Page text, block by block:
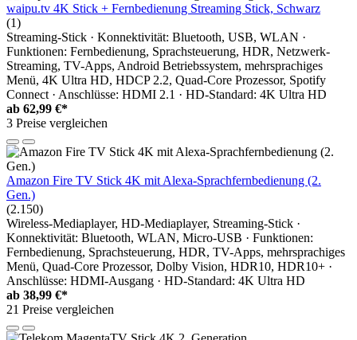
waipu.tv 4K Stick + Fernbedienung Streaming Stick, Schwarz
(1)
Streaming-Stick · Konnektivität: Bluetooth, USB, WLAN ·
Funktionen: Fernbedienung, Sprachsteuerung, HDR, Netzwerk-
Streaming, TV-Apps, Android Betriebssystem, mehrsprachiges
Menü, 4K Ultra HD, HDCP 2.2, Quad-Core Prozessor, Spotify
Connect · Anschlüsse: HDMI 2.1 · HD-Standard: 4K Ultra HD
ab 62,99 €*
3 Preise vergleichen
Amazon Fire TV Stick 4K mit Alexa-Sprachfernbedienung (2.
Gen.)
(2.150)
Wireless-Mediaplayer, HD-Mediaplayer, Streaming-Stick ·
Konnektivität: Bluetooth, WLAN, Micro-USB · Funktionen:
Fernbedienung, Sprachsteuerung, HDR, TV-Apps, mehrsprachiges
Menü, Quad-Core Prozessor, Dolby Vision, HDR10, HDR10+ ·
Anschlüsse: HDMI-Ausgang · HD-Standard: 4K Ultra HD
ab 38,99 €*
21 Preise vergleichen